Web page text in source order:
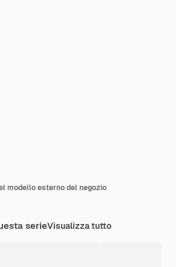
modello esterno del negozio
serieVisualizza tutto